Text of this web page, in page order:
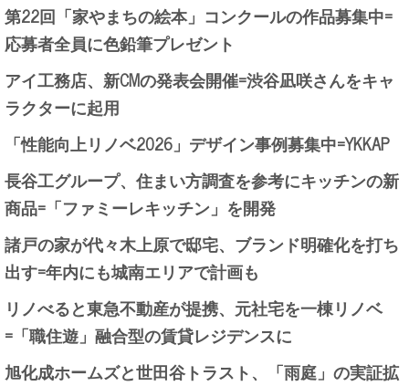
第22回「家やまちの絵本」コンクールの作品募集中=
応募者全員に色鉛筆プレゼント
アイ工務店、新CMの発表会開催=渋谷凪咲さんをキャ
ラクターに起用
「性能向上リノベ2026」デザイン事例募集中=YKKAP
長谷工グループ、住まい方調査を参考にキッチンの新
商品=「ファミーレキッチン」を開発
諸戸の家が代々木上原で邸宅、ブランド明確化を打ち
出す=年内にも城南エリアで計画も
リノべると東急不動産が提携、元社宅を一棟リノベ
=「職住遊」融合型の賃貸レジデンスに
旭化成ホームズと世田谷トラスト、「雨庭」の実証拡